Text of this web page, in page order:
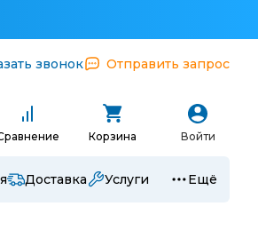
звонок Отправить запрос
Корзина Войти
Доставка Услуги Ещё